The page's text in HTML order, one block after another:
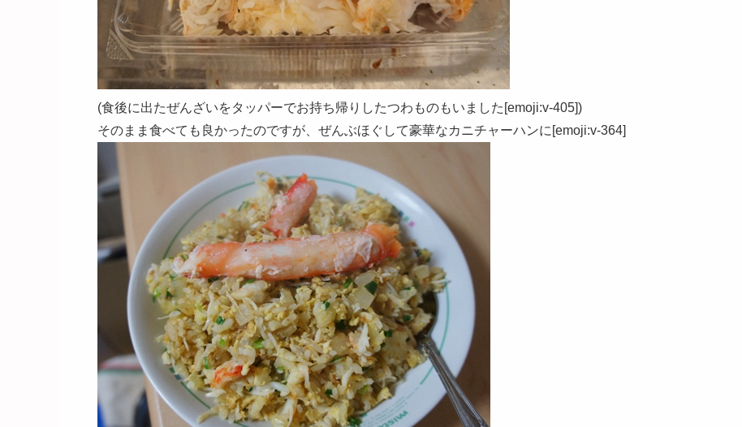
(食後に出たぜんざいをタッパーでお持ち帰りしたつわものもいました[emoji:v-405])
そのまま食べても良かったのですが、ぜんぶほぐして豪華なカニチャーハンに[emoji:v-364]